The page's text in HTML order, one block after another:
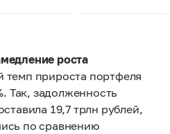
роста
темп прироста портфеля
Так, задолженность
19,7 трлн рублей,
по сравнению